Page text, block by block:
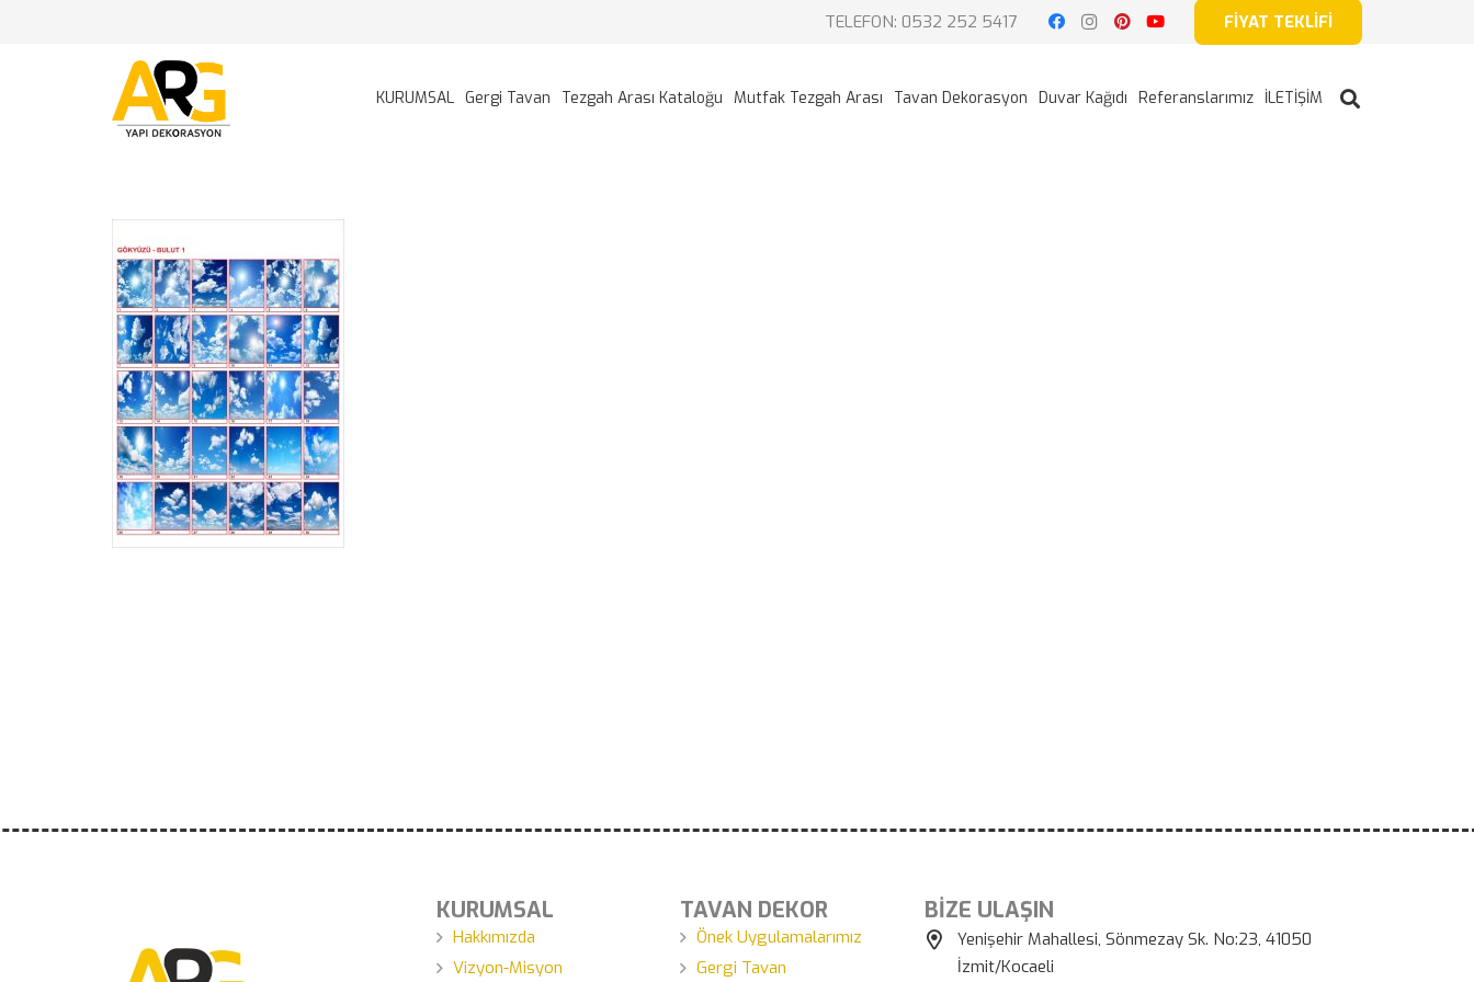
TELEFON: 0532 252 5417 FİYAT TEKLİFİ
KURUMSAL Gergi Tavan Tezgah Arası Kataloğu Mutfak Tezgah Arası Tavan Dekorasyon Duvar Kağıdı Referanslarımız İLETİŞİM
KURUMSAL
Hakkımızda
Vizyon-Misyon
TAVAN DEKOR
Önek Uygulamalarımız
Gergi Tavan
BİZE ULAŞIN
Yenişehir Mahallesi, Sönmezay Sk. No:23, 41050
İzmit/Kocaeli